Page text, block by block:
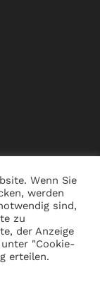
Wenn Sie
werden
sind,
zu
der Anzeige
"Cookie-
erteilen.